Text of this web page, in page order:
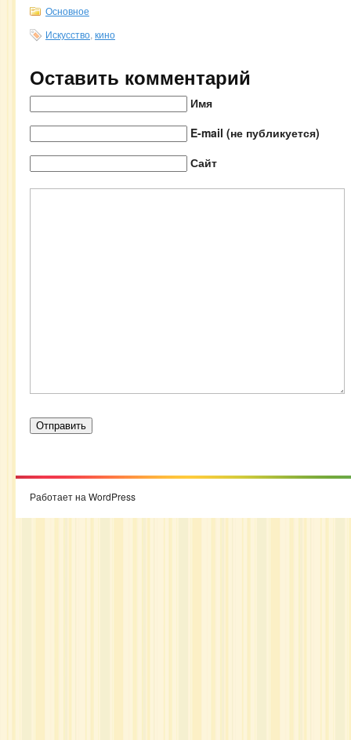
Основное
Искусство кино
Оставить комментарий
Имя
E-mail (не публикуется)
Сайт
Работает на WordPress